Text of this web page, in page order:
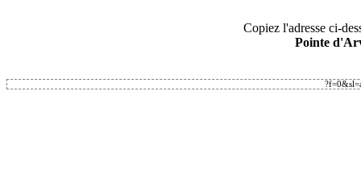
Copiez l'adresse ci-
Pointe